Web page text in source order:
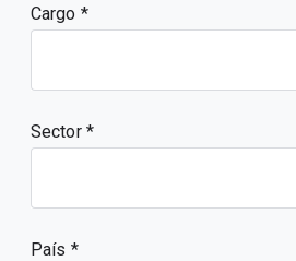
Cargo
Sector *
País *